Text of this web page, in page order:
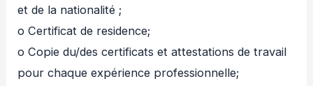
et de la nationalité ;
o Certificat de residence;
o Copie du/des certificats et attestations de travail
pour chaque expérience professionnelle;